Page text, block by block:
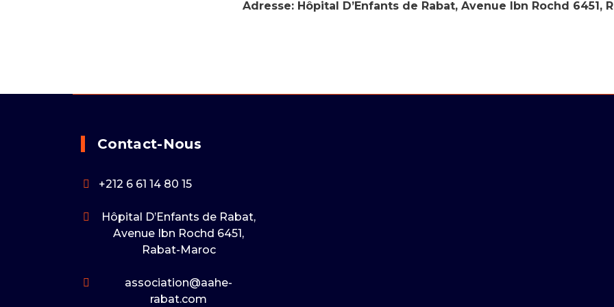
Adresse: Hôpital D’Enfants de Rabat, Avenue Ibn Rochd 6451,
Contact-Nous
+212 6 61 14 80 15
Hôpital D’Enfants de Rabat,
Avenue Ibn Rochd 6451,
Rabat-Maroc
association@aahe-
rabat.com